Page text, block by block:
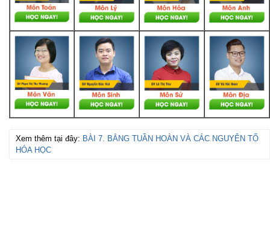
Xem thêm tại đây: BÀI 7. BẲNG TUẦN HOÀN VÀ CÁC NGUYÊN TỐ
HÓA HỌC